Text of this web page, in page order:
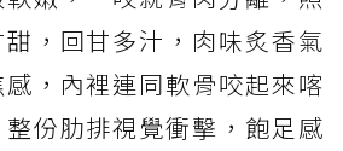
，回甘多汁，肉味炙香氣
，內裡連同軟骨咬起來喀
份肋排視覺衝擊，飽足感